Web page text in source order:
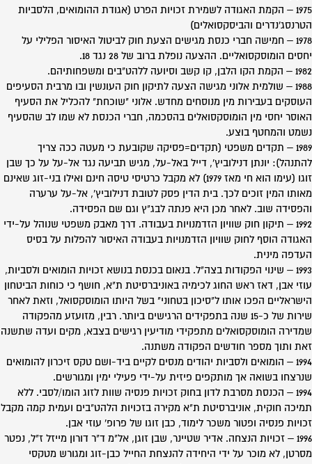
1975 – הקמת האגודה לשמירת זכויות הפרט (אגודת ההומואים, הלסביות
הטרנסג'נדרים והביסקסואלים)
1978 – חמישה חברי כנסת מגישים הצעת חוק לביטול האיסור הפלילי על
יחסים הומוסקסואליים. ההצעה נופלת ברוב של 28 נגד 18.
1982 – הקמת הקו הלבן, קו קשב וסיועה ללהט"בים ומשפחותיהם.
1988 – שולמית אלוני מגישה הצעה לתיקון חוק העונשין ובו מרבית הסעיפים
העוסקים בעבירות מין מנוסחים מחדש. אלוני "שוכחת" להכליל את הסעיף
האוסר יחסי מין הומוסקסואלים בהסכמה, חברי הכנסת לא שמו לב שהסעיף
נשמט והמחטף בוצע.
1989 – תקדים משפטי (תקדים=פסיקה שקובעת כי מעטה ככה צריך
להתנהל): יונתן דנילוביץ', דייל באל-על, מגיש תביעה נגד אל-על על כך שבן
זוגו (עימו הוא חי מאז 1979) לא מקבל כרטיסי טיסה חינם ואילו בני-זוג שאינם
מאותו המין זוכים לכך. בית הדין פסק לטובת דנילוביץ', אל-על ערערה
והפסידה שוב. לאחר מכן היא פנתה לבג"ץ וגם שם הפסידה.
1992 – תיקון חוק שוויון הזדמנויות בעבודה. דרך מאבק משפטי שנוהל על-ידי
האגודה הוסף לחוק שוויון הזדמנויות בעבודה האיסור להפלות על בסיס
העדפה מינית.
1993 – שינוי הפקודות בצה"ל. בנאום בכנסת בנושא זכויות הומואים ולסביות,
עוזי אבן, דאז ראש החוג לכימיה באוניברסיטת ת"א, חושף כי כוחות הביטחון
הישראליים הפכו אותו ל"סיכון בטחוני" בשל היותו הומוסקסואל, וזאת לאחר
שירות של כ-15 שנה בתפקידים הרגישים ביותר. רבין, מזועזע מהפקודה
שמדירה הומוסקסואלים מתפקידי מודיעין רגישים בצבא, מקים ועדה שתשנה
זאת ותוך מספר חודשים הפקודה משתנה.
1994 – הומואים ולסביות יהודים מנסים לקיים ביד-ושם טקס זיכרון להומואים
שנרצחו בשואה אך מותקפים פיזית על-ידי פעילי ימין ומגורשים.
1994 – הכנסת מסרבת לדון בחוק זכויות פנסיה שוות לזוג הומו/לסבי. ללא
תמיכה חוקית, אוניברסיטת ת"א מקירה בזכויות הלהט"בים ועמית קמה מקבל
זכויות פנסיה ופטור משכר לימוד, כבן זוגו של פרופ' עוזי אבן.
1996 – זכויות הנצחה. אדיר שטיינר, שבן זוגן, אל"מ ד"ר דורון מייזל ז"ל, נפטר
מסרטן, לא מוכר על ידי היחידה להנצחת החייל כבן-זוג ומגורש מטקסי